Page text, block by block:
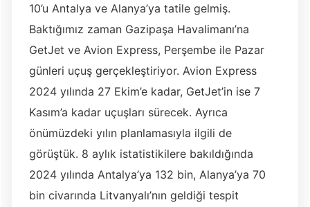
10’u Antalya ve Alanya’ya tatile gelmiş.
Baktığımız zaman Gazipaşa Havalimanı’na
GetJet ve Avion Express, Perşembe ile Pazar
günleri uçuş gerçekleştiriyor. Avion Express
2024 yılında 27 Ekim’e kadar, GetJet’in ise 7
Kasım’a kadar uçuşları sürecek. Ayrıca
önümüzdeki yılın planlamasıyla ilgili de
görüştük. 8 aylık istatistikilere bakıldığında
2024 yılında Antalya’ya 132 bin, Alanya’ya 70
bin civarında Litvanyalı’nın geldiği tespit